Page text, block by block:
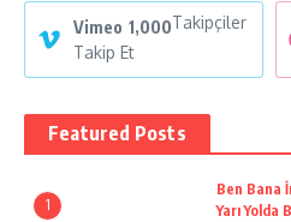
Vimeo 1,000Takipçiler
Takip Et
Featured Posts
1
Ben Bana
Yarı Yolda